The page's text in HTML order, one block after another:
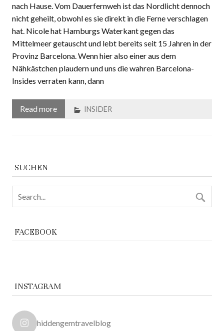
nach Hause. Vom Dauerfernweh ist das Nordlicht dennoch
nicht geheilt, obwohl es sie direkt in die Ferne verschlagen
hat. Nicole hat Hamburgs Waterkant gegen das
Mittelmeer getauscht und lebt bereits seit 15 Jahren in der
Provinz Barcelona. Wenn hier also einer aus dem
Nähkästchen plaudern und uns die wahren Barcelona-
Insides verraten kann, dann
Read more INSIDER
SUCHEN
FACEBOOK
INSTAGRAM
hiddengemtravelblog